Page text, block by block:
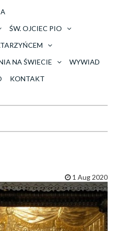
ŚW. OJCIEC PIO
NA ŚWIECIE
WYWIAD
KONTAKT
1 Aug 2020